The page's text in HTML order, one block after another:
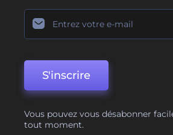
S'inscrire
Vous pouvez vous désabonner
tout moment.